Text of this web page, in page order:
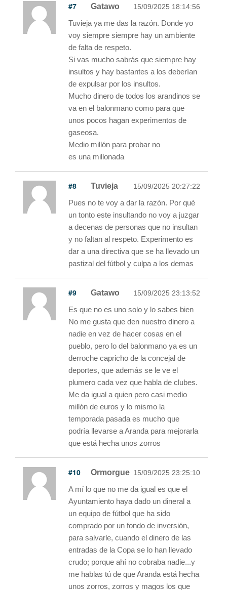
#7 Gatawo 15/09/2025 18:14:56
Tuvieja ya me das la razón. Donde yo
voy siempre siempre hay un ambiente
de falta de respeto.
Si vas mucho sabrás que siempre hay
insultos y hay bastantes a los deberían
de expulsar por los insultos.
Mucho dinero de todos los arandinos se
va en el balonmano como para que
unos pocos hagan experimentos de
gaseosa.
Medio millón para probar no
es una millonada
#8 Tuvieja 15/09/2025 20:27:22
Pues no te voy a dar la razón. Por qué
un tonto este insultando no voy a juzgar
a decenas de personas que no insultan
y no faltan al respeto. Experimento es
dar a una directiva que se ha llevado un
pastizal del fútbol y culpa a los demas
#9 Gatawo 15/09/2025 23:13:52
Es que no es uno solo y lo sabes bien
No me gusta que den nuestro dinero a
nadie en vez de hacer cosas en el
pueblo, pero lo del balonmano ya es un
derroche capricho de la concejal de
deportes, que además se le ve el
plumero cada vez que habla de clubes.
Me da igual a quien pero casi medio
millón de euros y lo mismo la
temporada pasada es mucho que
podría llevarse a Aranda para mejorarla
que está hecha unos zorros
#10 Ormorgue 15/09/2025 23:25:10
A mí lo que no me da igual es que el
Ayuntamiento haya dado un dineral a
un equipo de fútbol que ha sido
comprado por un fondo de inversión,
para salvarle, cuando el dinero de las
entradas de la Copa se lo han llevado
crudo; porque ahí no cobraba nadie...y
me hablas tú de que Aranda está hecha
unos zorros, zorros y magos los que